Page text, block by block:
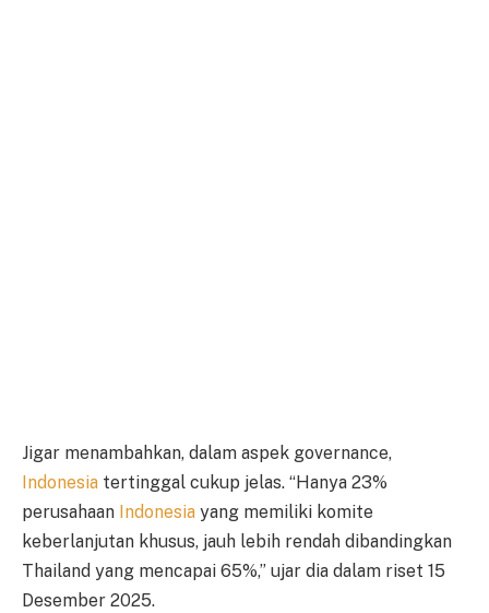
Jigar menambahkan, dalam aspek governance,
Indonesia tertinggal cukup jelas. “Hanya 23%
perusahaan Indonesia yang memiliki komite
keberlanjutan khusus, jauh lebih rendah dibandingkan
Thailand yang mencapai 65%,” ujar dia dalam riset 15
Desember 2025.